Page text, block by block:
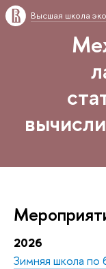
Высшая школа
2026
Зимняя школа